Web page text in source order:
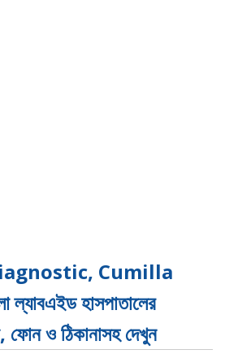
Cumilla
হাসপাতালের
, ফোন ও ঠিকানাসহ দেখুন